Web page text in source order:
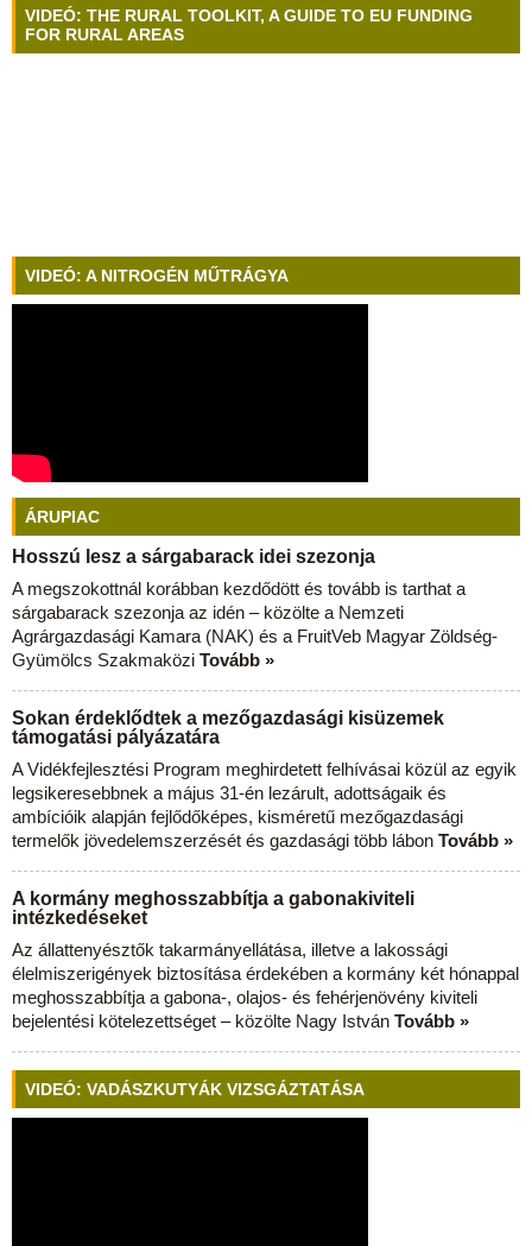
VIDEÓ: THE RURAL TOOLKIT, A GUIDE TO EU FUNDING
FOR RURAL AREAS
VIDEÓ: A NITROGÉN MŰTRÁGYA
ÁRUPIAC
Hosszú lesz a sárgabarack idei szezonja
A megszokottnál korábban kezdődött és tovább is tarthat a
sárgabarack szezonja az idén – közölte a Nemzeti
Agrárgazdasági Kamara (NAK) és a FruitVeb Magyar Zöldség-
Gyümölcs Szakmaközi Tovább »
Sokan érdeklődtek a mezőgazdasági kisüzemek
támogatási pályázatára
A Vidékfejlesztési Program meghirdetett felhívásai közül az egyik
legsikeresebbnek a május 31-én lezárult, adottságaik és
ambícióik alapján fejlődőképes, kisméretű mezőgazdasági
termelők jövedelemszerzését és gazdasági több lábon Tovább »
A kormány meghosszabbítja a gabonakiviteli
intézkedéseket
Az állattenyésztők takarmányellátása, illetve a lakossági
élelmiszerigények biztosítása érdekében a kormány két hónappal
meghosszabbítja a gabona-, olajos- és fehérjenövény kiviteli
bejelentési kötelezettséget – közölte Nagy István Tovább »
VIDEÓ: VADÁSZKUTYÁK VIZSGÁZTATÁSA